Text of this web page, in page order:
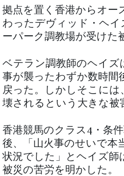
拠点を置く香港からオー
わったデヴィッド・ヘイ
ーパーク調教場が受けた
ベテラン調教師のヘイズ
事が襲ったわずか数時間
戻った。しかしそこには
壊されるという大きな被
香港競馬のクラス4・条
後、「山火事のせいで本
状況でした」とヘイズ師
被災の苦労を明かした。